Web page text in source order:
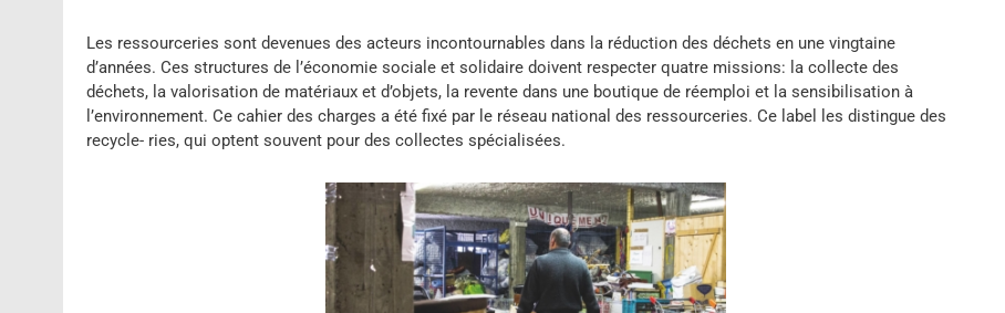
Les ressourceries sont devenues des acteurs incontournables dans la réduction des déchets en une vingtaine
d’années. Ces structures de l’économie sociale et solidaire doivent respecter quatre missions: la collecte des
déchets, la valorisation de matériaux et d’objets, la revente dans une boutique de réemploi et la sensibilisation à
l’environnement. Ce cahier des charges a été fixé par le réseau national des ressourceries. Ce label les distingue des
recycle- ries, qui optent souvent pour des collectes spécialisées.